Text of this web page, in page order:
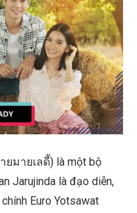
ยมายเลดี้) là một bộ
Jarujinda là đạo diễn,
Euro Yotsawat